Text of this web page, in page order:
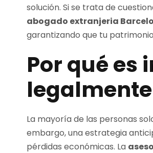
solución. Si se trata de
abogado extranjeria
garantizando que tu
Por qué
La mayoría de las personas
embargo, una estrategia
pérdidas económicas. La